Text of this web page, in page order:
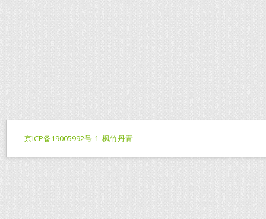
京ICP备19005992号-1 枫竹丹青